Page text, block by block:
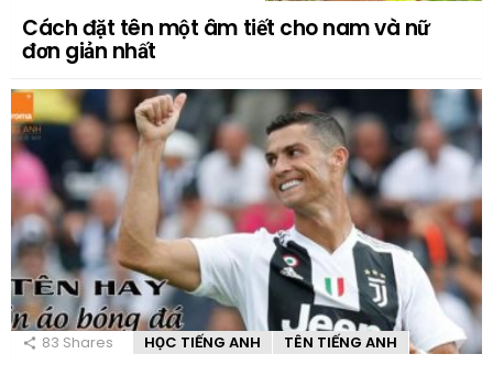
Cách đặt tên một âm tiết cho nam và nữ
đơn giản nhất
83 Shares HỌC TIẾNG ANH TÊN TIẾNG ANH